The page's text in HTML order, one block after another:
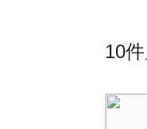
10件